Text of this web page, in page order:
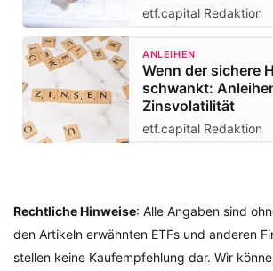
etf.capital Redaktion
ANLEIHEN
Wenn der sichere
schwankt:
Zinsvolatilität
etf.capital Redaktion
Rechtliche Hinweise: Alle Angaben sind
den Artikeln erwähnten ETFs und anderen
stellen keine Kaufempfehlung dar. Wir